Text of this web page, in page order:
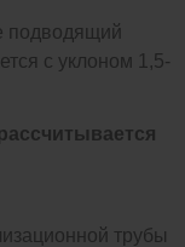
подводящий
с уклоном 1,5-
трубы